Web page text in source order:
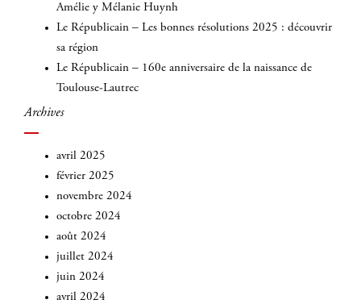
Amélie y Mélanie Huynh
Le Républicain – Les bonnes résolutions 2025 : découvrir
sa région
Le Républicain – 160e anniversaire de la naissance de
Toulouse-Lautrec
Archives
avril 2025
février 2025
novembre 2024
octobre 2024
août 2024
juillet 2024
juin 2024
avril 2024